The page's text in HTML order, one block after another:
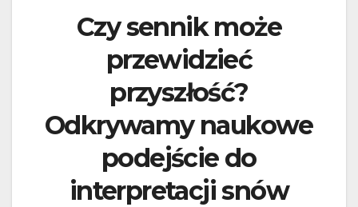
Czy sennik może
przewidzieć
przyszłość?
Odkrywamy naukowe
podejście do
interpretacji snów